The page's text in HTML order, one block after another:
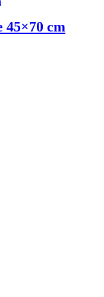
45×70 cm